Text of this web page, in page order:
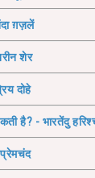
ग़ज़लें
शेर
दोहे
है? - भारतेंदु